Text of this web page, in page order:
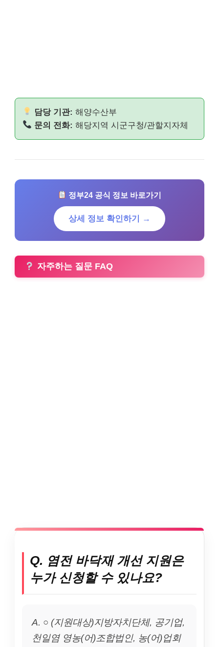
담당 기관: 해양수산부
문의 전화: 해당지역 시군구청/관할지자체
정부24 공식 정보 바로가기
상세 정보 확인하기 →
자주하는 질문 FAQ
Q. 염전 바닥재 개선 지원은
누가 신청할 수 있나요?
A. ○ (지원대상)지방자치단체, 공기업,
천일염 영농(어)조합법인, 농(어)업회